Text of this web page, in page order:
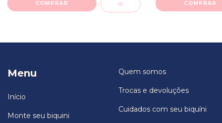
COMPRAR COMPRAR
Menu
Início
Monte seu biquini
Quem somos
Trocas e devoluções
Cuidados com seu biquíni